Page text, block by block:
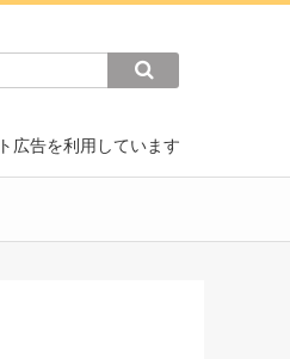
広告を利用しています